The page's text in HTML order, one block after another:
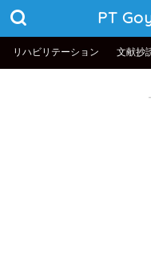
PT
リハビリテーション 文献抄